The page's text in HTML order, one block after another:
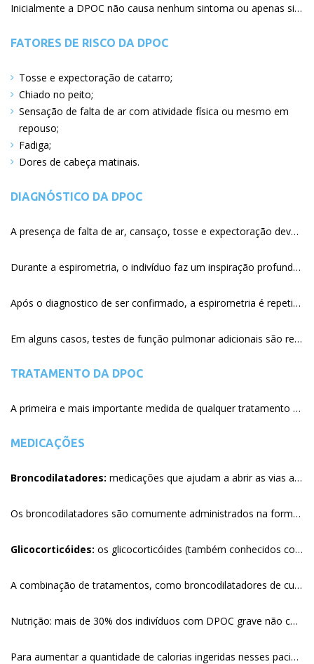
Inicialmente a DPOC não causa nenhum sintoma ou apenas sintomas leves. Assim que a doença progride, os sintomas agravam-se. Os mais comuns são:
FATORES DE RISCO DA DPOC
Tosse e expectoração de catarro
Chiado no peito
Sensação de falta de ar com atividade física ou mesmo em
repouso
Fadiga
Dores de cabeça matinais
DIAGNÓSTICO DA DPOC
A presença de falta de ar, cansaço, tosse e expectoração deve despertar a suspeita de DPOC e testes específicos são recomendados. O teste usado para os diagnóstico de DPOC é um teste de função pulmonar. O teste de função pulmonar que mede a obstrução ao fluxo de ar é chamado espirometria e representa o melhor teste para diagnóstico de DPOC. A espirometria pode detectar DPOC mesmo em pessoas que ainda não apresentam sintomas da doença.
Durante a espirometria, o indivíduo faz um inspiração profunda ao máximo e então sopra o mais forte e rápido possível em um tubo conectado em um equipamento chamado espirômetro. O espirômetro mede o quão rápido e quanto ar alguém consegue soprar para fora dos pulmões. Se o exame é anormal, o próximo passo é repetir esse mesmo procedimento após o uso de uma medicação inalada que promove a dilatação dos brônquios (broncodilatador) que deve resultar em melhora do teste. Se o indivíduo tem asma, as medidas do teste normalmente retornam ao normal, mas em indivíduo com DPOC, a medida do teste não melhora ou apenas parcialmente.
Após o diagnostico de ser confirmado, a espirometria é repetida ao longo do tempo para monitorar o estado da doença e a efetividade do tratamento.
Em alguns casos, testes de função pulmonar adicionais são recomendados. Esses testes incluem medidas dos volumes pulmonares, oxigenação e medida do dióxido de carbono, além de testes de exercício. O resultado destes testes são usados para outras doenças (pulmonares, cardíaca etc.) que podem estar contribuindo para a falta de ar e guiar o tratamento.
TRATAMENTO DA DPOC
A primeira e mais importante medida de qualquer tratamento de DPOC é a interrupção do tabagismo. Isso vale para qualquer pessoa independente do tempo de diagnóstico da DPOC e intensidade da doença. Os estudos em indivíduos com DPOC mostram que a piora da doença é diminuída com a cessação do tabagismo. A maioria das pessoas que param de fumar vão tossir menos e produzir menos escarro, embora isso possa levar alguns meses. Atualmente, não há cura para a DPOC, entretanto muitos tratamentos estão disponíveis para melhora dos sintomas e complicações das doenças. A maior parte dos pacientes requer tratamento contínuo para manter os sintomas da doença sob controle.
MEDICAÇÕES
Broncodilatadores: medicações que ajudam a abrir as vias aéreas. São a pedra fundamental do tratamento da DPOC. Ajudam a manter as vias aéreas o mais aberto possível e provavelmente a reduzir as secreções.
Os broncodilatadores são comumente administrados na forma inalada usando inalador dosimetrado (“bombinha”) ou nebulizador. É importantíssimo usar o inalador com técnica adequada para entregar a dose correta das medicações aos pulmões. Se a forma correta de usar a medicação não é empregada, pouca ou nenhuma medicação alcança os pulmões.
Glicocorticóides: os glicocorticóides (também conhecidos com esteróides) são uma classe de medicações com propriedades anti-inflamatórias. Os glicocorticóides podem ser administrados por via inalada, como pílulas via oral, ou como injeção (intramuscular ou intravenosa). A via inalatória é a mais recomendada se os sintomas não estão completamente controlados com broncodilatadores e/ou se a presença de exacerbação da DPOC é frequente.
A combinação de tratamentos, como broncodilatadores de curta e longa ação, e/ou glicocorticóides são frequentemente recomendados em pessoas cujos sintomas não são totalmente controlados com uma medicação isolada.
Nutrição: mais de 30% dos indivíduos com DPOC grave não conseguem se alimentar de forma suficiente devido aos seus sintomas (falta de ar, fadiga). Perda de peso usualmente ocorre nesses indivíduos. A alimentação inadequada pode levar à mal nutrição, que causa piora dos sintomas e aumenta a probabilidade de infecções.
Para aumentar a quantidade de calorias ingeridas nesses pacientes é recomendado: